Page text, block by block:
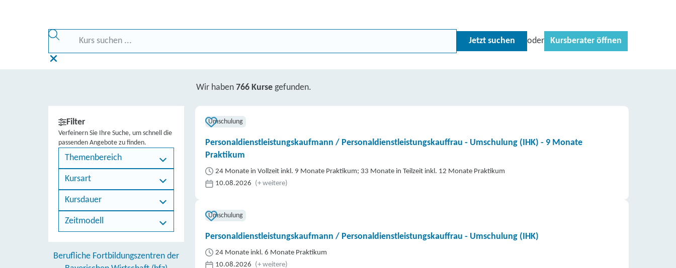
Jetzt suchen oder Kursberater öffnen
Wir haben 766 Kurse gefunden.
Filter
Verfeinern Sie Ihre Suche, um schnell die
passenden Angebote zu finden.
Themenbereich
Kursart
Kursdauer
Zeitmodell
Berufliche Fortbildungszentren der
Umschulung
Personaldienstleistungskaufmann / Personaldienstleistungskauffrau - Umschulung (IHK) - 9 Monate
Praktikum
24 Monate in Vollzeit inkl. 9 Monate Praktikum; 33 Monate in Teilzeit inkl. 12 Monate Praktikum
10.08.2026 (+ weitere)
Umschulung
Personaldienstleistungskaufmann / Personaldienstleistungskauffrau - Umschulung (IHK)
24 Monate inkl. 6 Monate Praktikum
10.08.2026 (+ weitere)